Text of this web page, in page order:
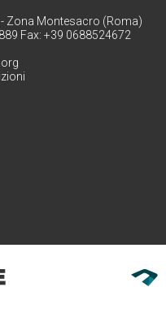
Zona Montesacro (Roma)
Fax: +39 0688524672